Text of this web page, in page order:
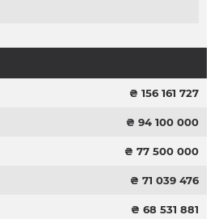
₴ 156 161 727
₴ 94 100 000
₴ 77 500 000
₴ 71 039 476
₴ 68 531 881